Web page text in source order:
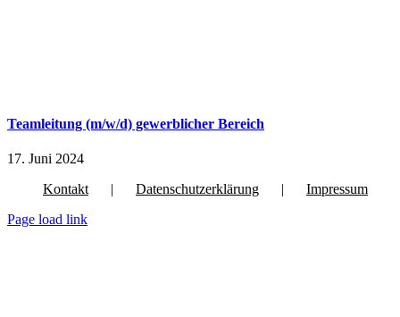
Teamleitung (m/w/d) gewerblicher Bereich
17. Juni 2024
Kontakt
Datenschutzerklärung
Impressum
Page load link